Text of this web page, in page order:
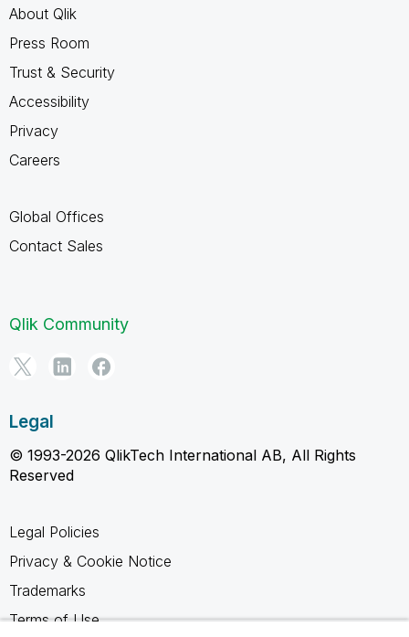
About Qlik
Press Room
Trust & Security
Accessibility
Privacy
Careers
Global Offices
Contact Sales
Qlik Community
Legal
© 1993-2026 QlikTech International AB, All Rights
Reserved
Legal Policies
Privacy & Cookie Notice
Trademarks
Terms of Use